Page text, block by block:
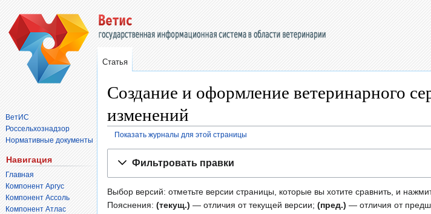
Создание и оформление ветеринарного
изменений
Показать журналы для этой страницы
Фильтровать правки
Выбор версий: отметьте версии страницы, которые вы хотите сравнить, и
Пояснения: (текущ.) — отличия от текущей версии; (пред.) — отличия от
Статья
ВетИС
Россельхознадзор
Нормативные документы
Навигация
Главная
Компонент Аргус
Компонент Ассоль
Компонент Атлас